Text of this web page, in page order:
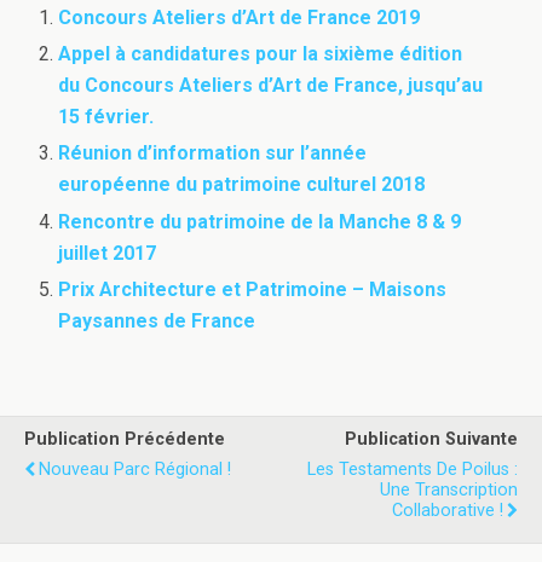
Concours Ateliers d’Art de France 2019
Appel à candidatures pour la sixième édition
du Concours Ateliers d’Art de France, jusqu’au
15 février.
Réunion d’information sur l’année
européenne du patrimoine culturel 2018
Rencontre du patrimoine de la Manche 8 & 9
juillet 2017
Prix Architecture et Patrimoine – Maisons
Paysannes de France
Publication Précédente
Nouveau Parc Régional !
Publication Suivante
Les Testaments De Poilus :
Une Transcription
Collaborative !